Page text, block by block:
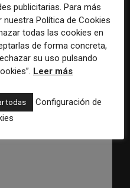
cobertura periodística del
Mundial 2026
publicitarias. Para más
Política de Cookies
todas las cookies en
de forma concreta,
su uso pulsando
Leer más
todas
Configuración de